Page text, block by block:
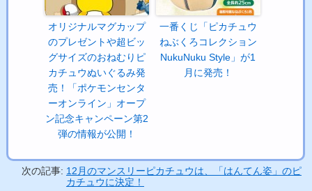
オリジナルマグカップ
のプレゼントや超ビッ
グサイズのおねむりピ
カチュウぬいぐるみ発
売！「ポケモンセンタ
ーオンライン」オープ
ン記念キャンペーン第2
弾の情報が公開！
一番くじ「ピカチュウ
ねぶくろコレクション
NukuNuku Style」が1
月に発売！
次の記事: 12月のマンスリーピカチュウは、「はんてん姿」のピ
カチュウに決定！